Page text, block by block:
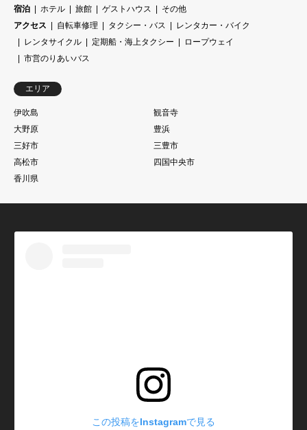
宿泊 ホテル 旅館 ゲストハウス
その他
アクセス
自転車修理 タクシー・バス
レンタカー・バイク
レンタサイクル
定期船・海上タクシー
ロープウェイ
市営のりあいバス
エリア
伊吹島
観音寺
大野原
豊浜
三好市
三豊市
高松市
四国中央市
香川県
この投稿をInstagramで見る